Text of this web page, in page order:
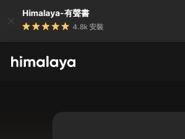
Himalaya-有聲書
4.8k 安裝